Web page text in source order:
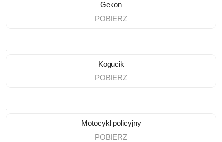
Gekon
POBIERZ
Kogucik
POBIERZ
Motocykl policyjny
POBIERZ